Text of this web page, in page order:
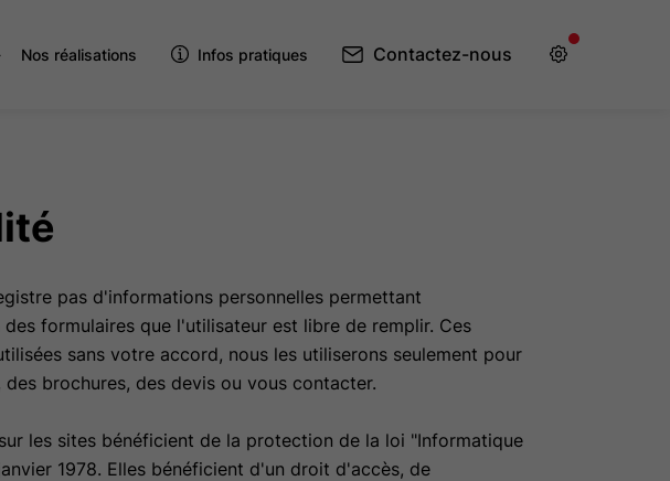
Nos réalisations Infos pratiques Contactez-nous
pas d'informations personnelles permettant
formulaires que l'utilisateur est libre de remplir. Ces
sans votre accord, nous les utiliserons seulement pour
brochures, des devis ou vous contacter.
les sites bénéficient de la protection de la loi "Informatique
1978. Elles bénéficient d'un droit d'accès, de